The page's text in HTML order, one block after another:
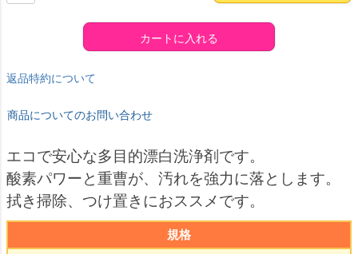
カートに入れる
返品特約について
商品についてのお問い合わせ
エコで安心な多目的漂白洗浄剤です。
酸素パワーと重曹が、汚れを強力に落とします。
拭き掃除、つけ置きにおススメです。
規格